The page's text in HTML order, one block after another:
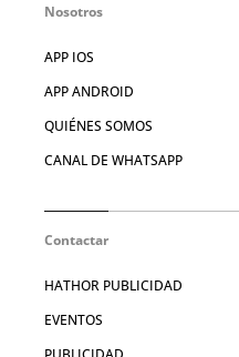
Nosotros
APP IOS
APP ANDROID
QUIÉNES SOMOS
CANAL DE WHATSAPP
Contactar
HATHOR PUBLICIDAD
EVENTOS